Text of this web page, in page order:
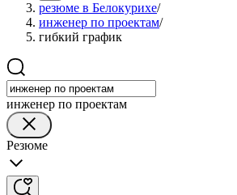
резюме в Белокурихе/
инженер по проектам/
гибкий график
инженер по проектам
Резюме